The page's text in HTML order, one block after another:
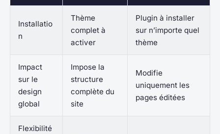
Installatio
n
Thème
complet à
activer
Plugin à installer
sur n’importe quel
thème
Impact
sur le
design
global
Impose la
structure
complète du
site
Modifie
uniquement les
pages éditées
Flexibilité